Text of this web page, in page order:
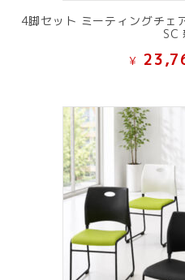
4脚セット ミーティングチェ
SC
¥